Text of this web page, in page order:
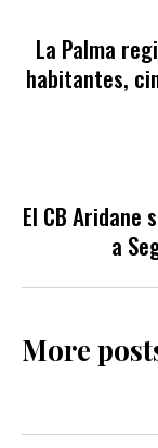
La Palma
habitantes,
El CB Aridane
a
More